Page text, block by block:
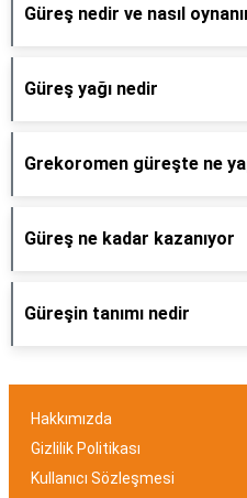
Güreş nedir ve nasıl
Güreş yağı nedir
Grekoromen güreşte ne
Güreş ne kadar kazanıyor
Güreşin tanımı nedir
Hakkımızda
Gizlilik Politikası
Kullanıcı Sözleşmesi